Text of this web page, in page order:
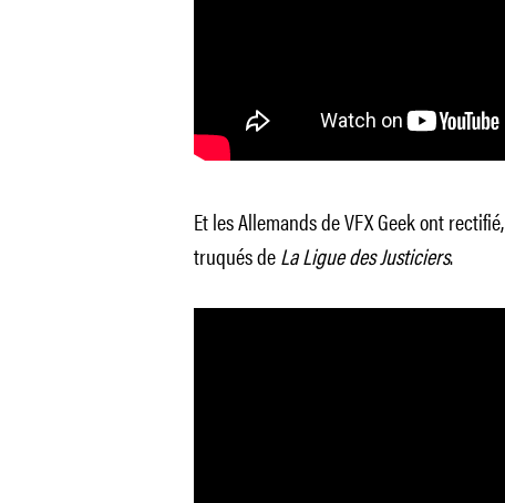
Et les Allemands de VFX Geek ont rectifié,
truqués deLa Ligue des Justiciers.